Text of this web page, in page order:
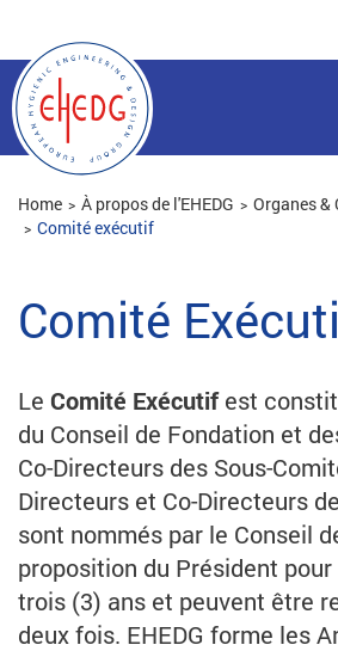
Home À propos de l'EHEDG
Organes &
Comité exécutif
Comité
Le Comité Exécutifest
du Conseil de Fondation et
Co-Directeurs des Sous-
Directeurs et Co-Directeurs
sont nommés par le Conseil
proposition du Président pour
trois (3) ans et peuvent être
deux fois. EHEDG forme les